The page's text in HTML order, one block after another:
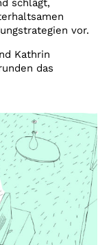
schlägt,
vor.
Kathrin
das